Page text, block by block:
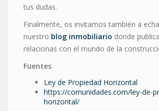
tus dudas.
Finalmente, os invitamos también a
nuestro blog inmobiliario donde
relacionas con el mundo de la
Fuentes
Ley de Propiedad Horizontal
https://comunidades.com/ley-de-
horizontal/